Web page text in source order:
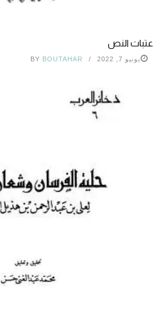
عتبات النص
يونيو 7, 2022 BY BOUTAHAR